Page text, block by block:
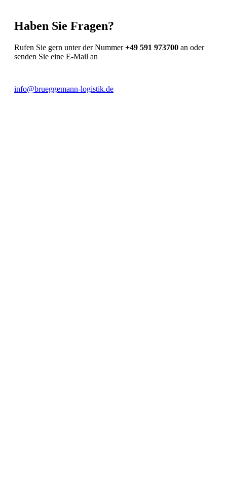
Haben Sie Fragen?
Rufen Sie gern unter der Nummer+49 591 973700 an oder
senden Sie eine E-Mail an
info@brueggemann-logistik.de